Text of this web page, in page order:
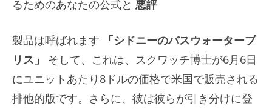
るためのあなたの公式と 悪評
製品は呼ばれます 「シドニーのバスウォーターブ
リス」
そして、これは、スクワッチ博士が6月6日
にユニットあたり8ドルの価格で米国で販売される
排他的版です。さらに、彼は彼らが引き分けに登